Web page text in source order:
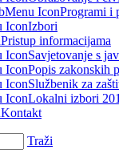
Programi i
Izbori
Pristup informacijama
Savjetovanje s
Popis zakonskih
Službenik za
Lokalni izbori
Kontakt
Traži